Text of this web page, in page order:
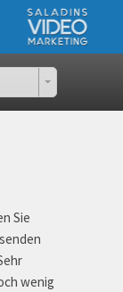
Sie
wenig